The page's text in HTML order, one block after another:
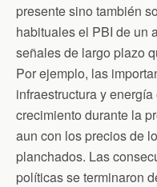
presente sino también
habituales el PBI de un
señales de largo plazo
Por ejemplo, las
infraestructura y
crecimiento durante la
aun con los precios de
planchados. Las
políticas se terminaron